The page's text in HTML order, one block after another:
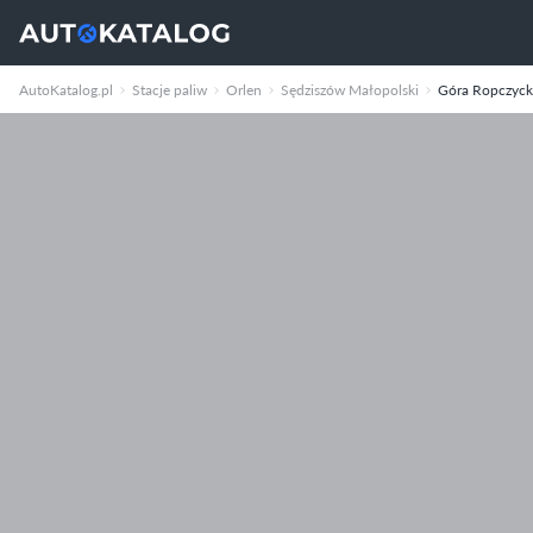
AutoKatalog.pl Stacje paliw Orlen Sędziszów Małopolski Góra